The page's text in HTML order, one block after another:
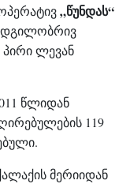
„წუნდას“
ლევან
წლიდან
119
მერიიდან